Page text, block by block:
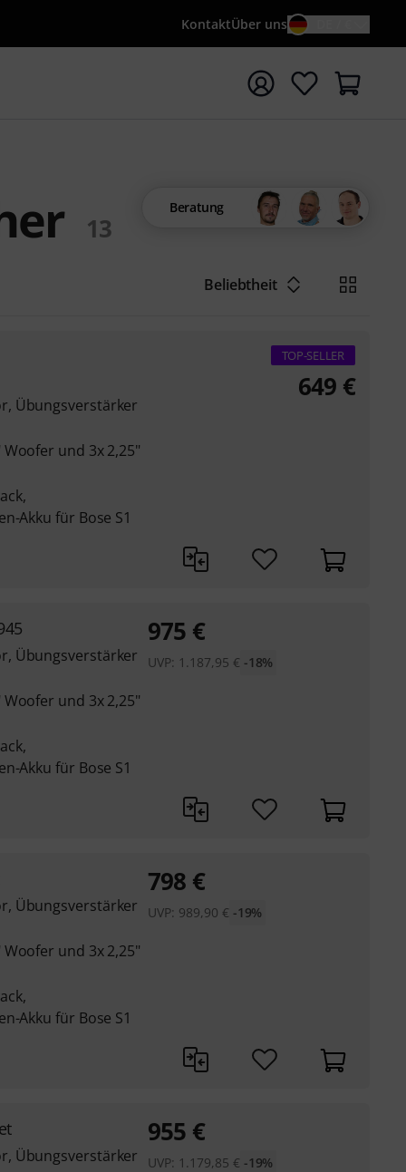
KontaktÜber uns
mit Suchwort {searchTerm} starten
13
Beratung
Beliebtheit
Übungsverstärker
und 3x 2,25"
Akku für Bose S1
TOP-SELLER
649 €
Übungsverstärker
und 3x 2,25"
Akku für Bose S1
975 €
UVP: 1.187,95 € -18%
Übungsverstärker
und 3x 2,25"
Akku für Bose S1
798 €
UVP: 989,90 € -19%
Übungsverstärker
955 €
UVP: 1.179,85 € -19%